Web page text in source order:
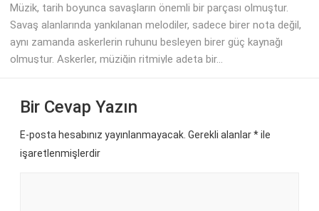
Müzik, tarih boyunca savaşların önemli bir parçası olmuştur.
Savaş alanlarında yankılanan melodiler, sadece birer nota değil,
aynı zamanda askerlerin ruhunu besleyen birer güç kaynağı
olmuştur. Askerler, müziğin ritmiyle adeta bir...
Bir Cevap Yazın
E-posta hesabınız yayınlanmayacak. Gerekli alanlar*ile
işaretlenmişlerdir